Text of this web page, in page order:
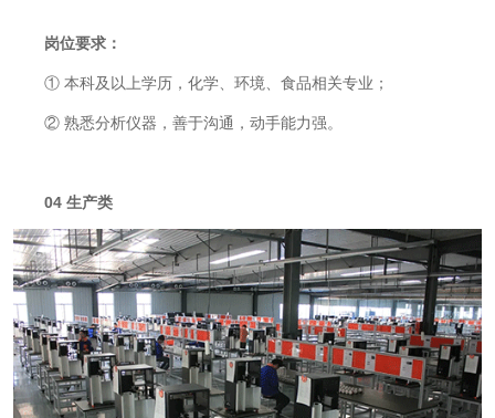
岗位要求：
① 本科及以上学历，化学、环境、食品相关专业；
② 熟悉分析仪器，善于沟通，动手能力强。
04 生产类